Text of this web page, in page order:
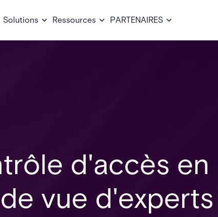
Solutions Ressources PARTENAIRES
d'accès en
vue d'experts